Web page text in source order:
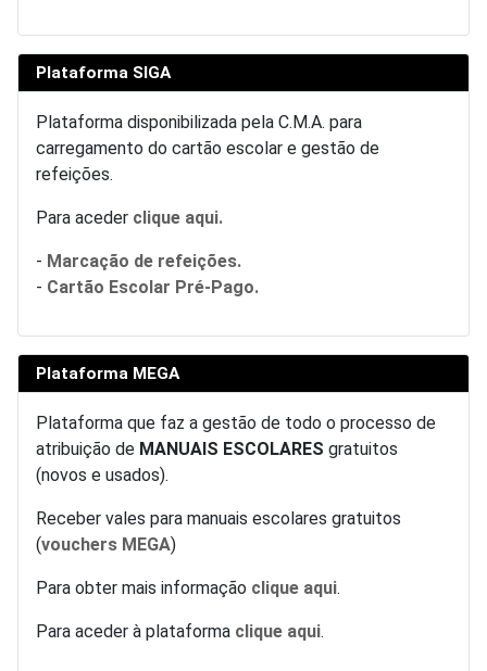
Plataforma SIGA
Plataforma disponibilizada pela C.M.A. para
carregamento do cartão escolar e gestão de
refeições.
Para aceder clique aqui.
- Marcação de refeições.
- Cartão Escolar Pré-Pago.
Plataforma MEGA
Plataforma que faz a gestão de todo o processo de
atribuição de MANUAIS ESCOLARES gratuitos
(novos e usados).
Receber vales para manuais escolares gratuitos
(vouchers MEGA)
Para obter mais informação clique aqui.
Para aceder à plataforma clique aqui.